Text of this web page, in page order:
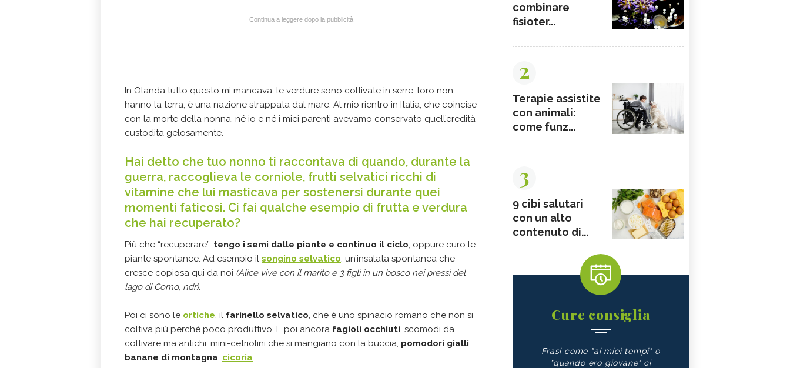
Continua a leggere dopo la pubblicità
In Olanda tutto questo mi mancava, le verdure sono coltivate in serre, loro non
hanno la terra, è una nazione strappata dal mare. Al mio rientro in Italia, che coincise
con la morte della nonna, né io e né i miei parenti avevamo conservato quell’eredità
custodita gelosamente.
Hai detto che tuo nonno ti raccontava di quando, durante la
guerra, raccoglieva le corniole, frutti selvatici ricchi di
vitamine che lui masticava per sostenersi durante quei
momenti faticosi. Ci fai qualche esempio di frutta e verdura
che hai recuperato?
Più che “recuperare”, tengo i semi dalle piante e continuo il ciclo, oppure curo le
piante spontanee. Ad esempio il songino selvatico, un’insalata spontanea che
cresce copiosa qui da noi (Alice vive con il marito e 3 figli in un bosco nei pressi del
lago di Como, ndr).
Poi ci sono le ortiche, il farinello selvatico, che è uno spinacio romano che non si
coltiva più perché poco produttivo. E poi ancora fagioli occhiuti, scomodi da
coltivare ma antichi, mini-cetriolini che si mangiano con la buccia, pomodori gialli,
banane di montagna, cicoria.
combinare
fisioter...
2
Terapie assistite
con animali:
come funz...
3
9 cibi salutari
con un alto
contenuto di...
Cure consiglia
Frasi come "ai miei tempi" o
"quando ero giovane" ci